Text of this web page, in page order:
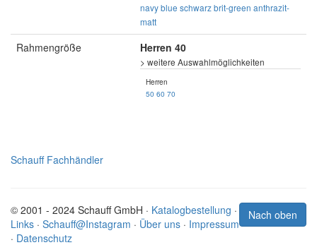
navy blue schwarzbrit-green anthrazit-
matt
Rahmengröße Herren 40
> weitere Auswahlmöglichkeiten
Herren
50 60 70
Schauff Fachhändler
Nach oben
© 2001 - 2024 Schauff GmbH · Katalogbestellung ·
Links · Schauff@Instagram · Über uns · Impressum
· Datenschutz